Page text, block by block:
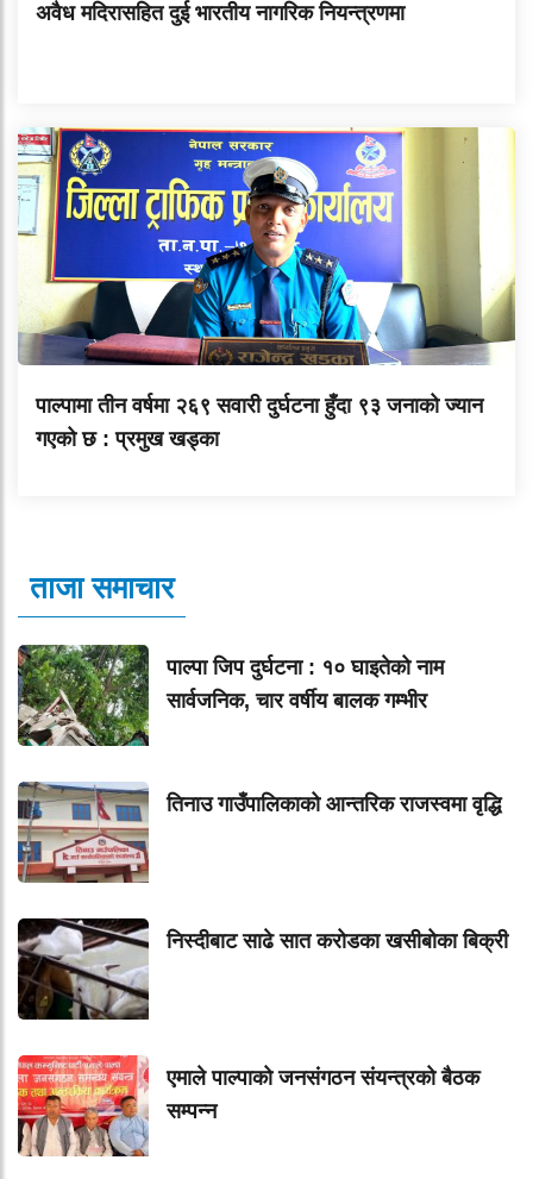
अवैध मदिरासहित दुई भारतीय नागरिक नियन्त्रणमा
पाल्पामा तीन वर्षमा २६९ सवारी दुर्घटना हुँदा ९३ जनाको ज्यान
गएको छ : प्रमुख खड्का
ताजा समाचार
पाल्पा जिप दुर्घटना : १० घाइतेको नाम
सार्वजनिक, चार वर्षीय बालक गम्भीर
तिनाउ गाउँपालिकाको आन्तरिक राजस्वमा वृद्धि
निस्दीबाट साढे सात करोडका खसीबोका बिक्री
एमाले पाल्पाको जनसंगठन संयन्त्रको बैठक
सम्पन्न